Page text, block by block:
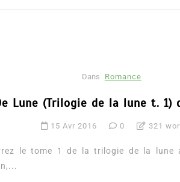
Dans Romance
Lune (Trilogie de la lune t. 1)
15 Avr 2016 0 321
le tome 1 de la trilogie de la lune